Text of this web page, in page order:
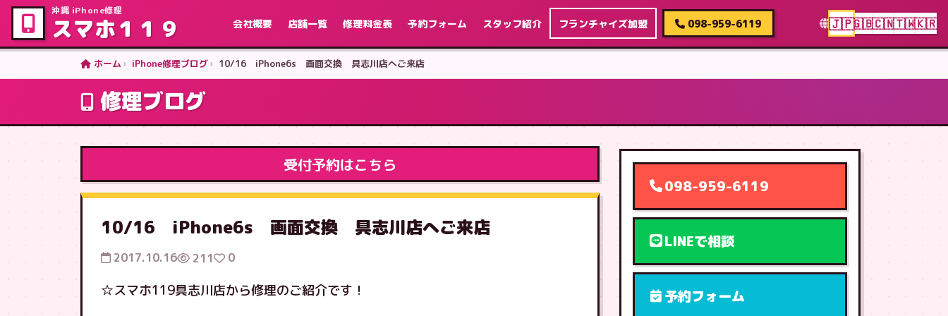
沖縄 iPhone修理
スマホ１１９ 会社概要 店舗一覧 修理料金表 予約フォーム スタッフ紹介 フランチャイズ加盟 098-959-6119 🇯🇵🇬🇧🇨🇳🇹🇼🇰🇷
ホーム iPhone修理ブログ 10/16 iPhone6s 画面交換 具志川店へご来店
修理ブログ
受付予約はこちら
10/16 iPhone6s 画面交換 具志川店へご来店
2017.10.16 211 0
☆スマホ119具志川店から修理のご紹介です！
098-959-6119
LINEで相談
予約フォーム